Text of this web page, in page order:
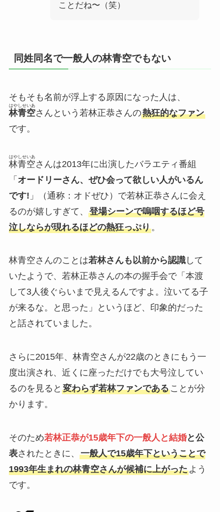
ことだね〜（笑）
同姓同名で一般人の林青空でもない
そもそも名前が浮上する原因になった人は、
林青空
はやしせいあ
さんという若林正恭さんの熱狂的なファン
です。
林青空
はやしせいあ
さんは2013年に出演したバラエティ番組
「 オードリーさん、ぜひ会って欲しい人がいるん
です! 」（通称：オドぜひ）で若林正恭さんに会え
るのが嬉しすぎて、 登場シーンで嗚咽するほど号
泣しならが現れるほどの熱狂っぷり。
林青空さんのことは若林さんも以前から認識して
いたようで、若林正恭さんの本の握手会で「本渡
して3人後ぐらいまで見えるんですよ。泣いてる子
が来るな。と思った」というほど、印象的だった
と話されていました。
さらに2015年、林青空さんが22歳のときにもう一
度出演され、近くに座っただけでも大号泣してい
るのを見ると 変わらず若林ファンであることが分
かります。
そのため若林正恭が15歳年下の一般人と結婚と公
表されたときに、 一般人で15歳年下ということで
1993年生まれの林青空さんが候補に上がったよう
です。